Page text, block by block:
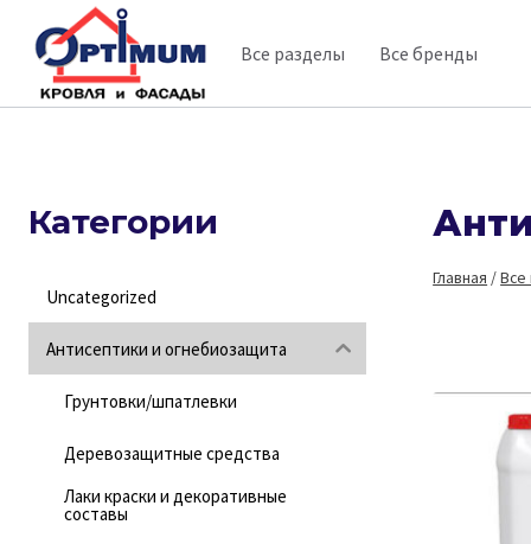
содержимому
Все разделы Все бренды
Главная /Все
Категории
Uncategorized
Антисептики и огнебиозащита
Грунтовки/шпатлевки
Деревозащитные средства
Лаки краски и декоративные
составы